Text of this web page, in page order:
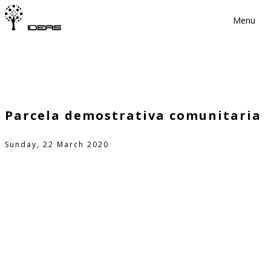
Menu
Parcela demostrativa comunitaria
Sunday, 22 March 2020